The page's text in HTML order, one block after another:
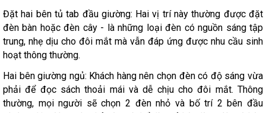
Đặt hai bên tủ tab đầu giường: Hai vị trí này thường được đặt
đèn bàn hoặc đèn cây - là những loại đèn có nguồn sáng tập
trung, nhẹ dịu cho đôi mắt mà vẫn đáp ứng được nhu cầu sinh
hoạt thông thường.
Hai bên giường ngủ: Khách hàng nên chọn đèn có độ sáng vừa
phải để đọc sách thoải mái và dễ chịu cho đôi mắt. Thông
thường, mọi người sẽ chọn 2 đèn nhỏ và bố trí 2 bên đầu